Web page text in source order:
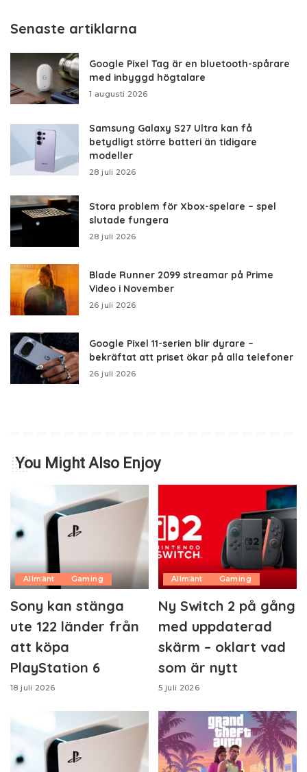
Senaste artiklarna
Google Pixel Tag är en bluetooth-spårare
med inbyggd högtalare
1 augusti 2026
Samsung Galaxy S27 Ultra kan få
betydligt större batteri än tidigare
modeller
28 juli 2026
Stora problem för Xbox-spelare – spel
slutade fungera
28 juli 2026
Blade Runner 2099 streamar på Prime
Video i November
26 juli 2026
Google Pixel 11-serien blir dyrare –
bekräftat att priset ökar på alla telefoner
26 juli 2026
You Might Also Enjoy
Allmänt Gaming
Sony kan stänga
ute 122 länder från
att köpa
PlayStation 6
18 juli 2026
Allmänt Gaming
Ny Switch 2 på gång
med uppdaterad
skärm – oklart vad
som är nytt
5 juli 2026